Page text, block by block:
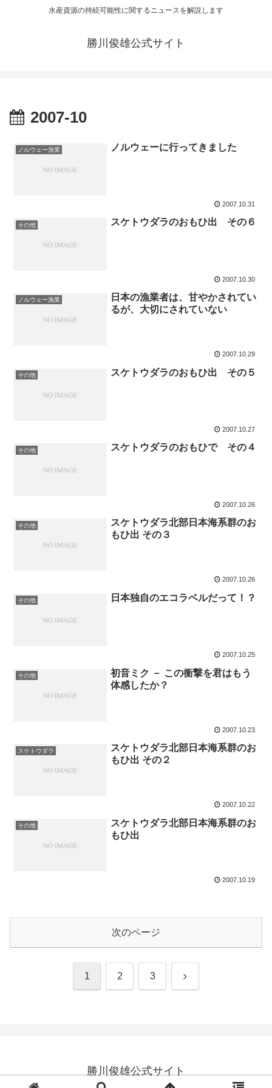
水産資源の持続可能性に関するニュースを解説します
勝川俊雄公式サイト
2007-10
ノルウェー漁業 ノルウェーに行ってきました
2007.10.31
その他 スケトウダラのおもひ出 その６
2007.10.30
ノルウェー漁業
日本の漁業者は、甘やかされてい
るが、大切にされていない
2007.10.29
その他 スケトウダラのおもひ出 その５
2007.10.27
その他 スケトウダラのおもひで その４
2007.10.26
その他
スケトウダラ北部日本海系群のお
もひ出 その３
2007.10.26
その他 日本独自のエコラベルだって！？
2007.10.25
その他
初音ミク － この衝撃を君はもう
体感したか？
2007.10.23
スケトウダラ
スケトウダラ北部日本海系群のお
もひ出 その２
2007.10.22
その他
スケトウダラ北部日本海系群のお
もひ出
2007.10.19
次のページ
1 2 3 次
勝川俊雄公式サイト